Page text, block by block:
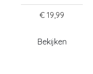
€ 19,99
Bekijken